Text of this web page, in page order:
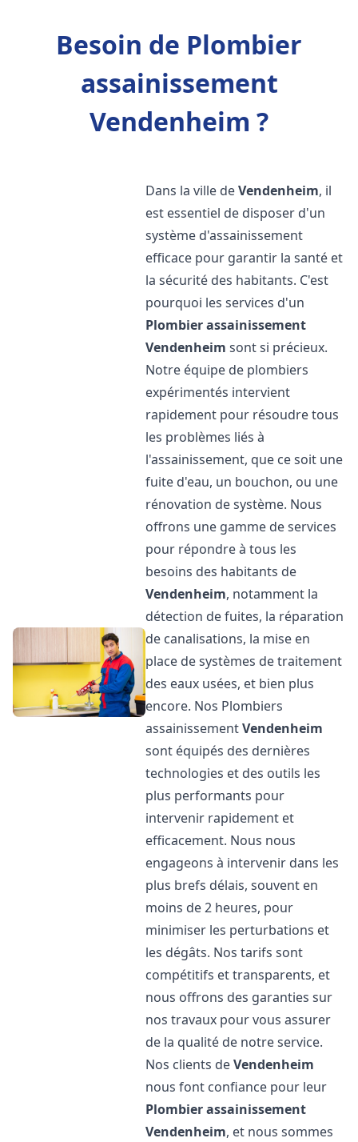
Besoin de Plombier
assainissement
Vendenheim ?
Dans la ville deVendenheim, il
est essentiel de disposer d'un
système d'assainissement
efficace pour garantir la santé et
la sécurité des habitants. C'est
pourquoi les services d'un
Plombier assainissement
Vendenheim sont si précieux.
Notre équipe de plombiers
expérimentés intervient
rapidement pour résoudre tous
les problèmes liés à
l'assainissement, que ce soit une
fuite d'eau, un bouchon, ou une
rénovation de système. Nous
offrons une gamme de services
pour répondre à tous les
besoins des habitants de
Vendenheim, notamment la
détection de fuites, la réparation
de canalisations, la mise en
place de systèmes de traitement
des eaux usées, et bien plus
encore. Nos Plombiers
assainissementVendenheim
sont équipés des dernières
technologies et des outils les
plus performants pour
intervenir rapidement et
efficacement. Nous nous
engageons à intervenir dans les
plus brefs délais, souvent en
moins de 2 heures, pour
minimiser les perturbations et
les dégâts. Nos tarifs sont
compétitifs et transparents, et
nous offrons des garanties sur
nos travaux pour vous assurer
de la qualité de notre service.
Nos clients deVendenheim
nous font confiance pour leur
Plombier assainissement
Vendenheim, et nous sommes